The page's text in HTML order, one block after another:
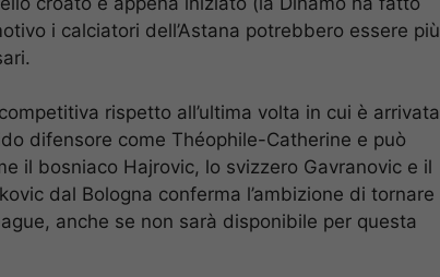
i calciatori dell’Astana potrebbero essere più
rispetto all’ultima volta in cui è arrivata
difensore come Théophile-Catherine e può
il bosniaco Hajrovic, lo svizzero Gavranovic e il
dal Bologna conferma l’ambizione di tornare
anche se non sarà disponibile per questa